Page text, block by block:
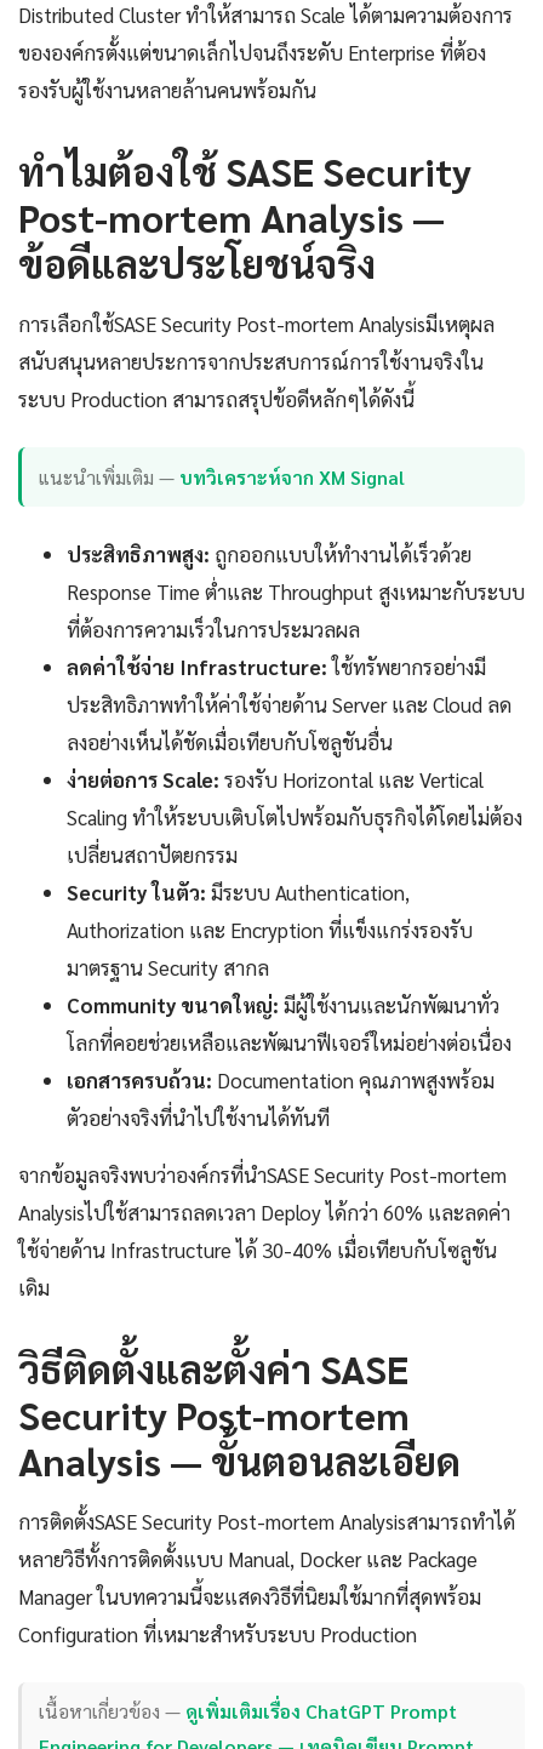
Distributed Cluster ทำให้สามารถ Scale ได้ตามความต้องการ
ขององค์กรตั้งแต่ขนาดเล็กไปจนถึงระดับ Enterprise ที่ต้อง
รองรับผู้ใช้งานหลายล้านคนพร้อมกัน
ทำไมต้องใช้ SASE Security
Post-mortem Analysis —
ข้อดีและประโยชน์จริง
การเลือกใช้SASE Security Post-mortem Analysisมีเหตุผล
สนับสนุนหลายประการจากประสบการณ์การใช้งานจริงใน
ระบบ Production สามารถสรุปข้อดีหลักๆได้ดังนี้
แนะนำเพิ่มเติม — บทวิเคราะห์จาก XM Signal
ประสิทธิภาพสูง: ถูกออกแบบให้ทำงานได้เร็วด้วย
Response Time ต่ำและ Throughput สูงเหมาะกับระบบ
ที่ต้องการความเร็วในการประมวลผล
ลดค่าใช้จ่าย Infrastructure:ใช้ทรัพยากรอย่างมี
ประสิทธิภาพทำให้ค่าใช้จ่ายด้าน Server และ Cloud ลด
ลงอย่างเห็นได้ชัดเมื่อเทียบกับโซลูชันอื่น
ง่ายต่อการ Scale: รองรับ Horizontal และ Vertical
Scaling ทำให้ระบบเติบโตไปพร้อมกับธุรกิจได้โดยไม่ต้อง
เปลี่ยนสถาปัตยกรรม
Security ในตัว: มีระบบ Authentication,
Authorization และ Encryption ที่แข็งแกร่งรองรับ
มาตรฐาน Security สากล
Community ขนาดใหญ่: มีผู้ใช้งานและนักพัฒนาทั่ว
โลกที่คอยช่วยเหลือและพัฒนาฟีเจอร์ใหม่อย่างต่อเนื่อง
เอกสารครบถ้วน: Documentation คุณภาพสูงพร้อม
ตัวอย่างจริงที่นำไปใช้งานได้ทันที
จากข้อมูลจริงพบว่าองค์กรที่นำSASE Security Post-mortem
Analysisไปใช้สามารถลดเวลา Deploy ได้กว่า 60% และลดค่า
ใช้จ่ายด้าน Infrastructure ได้ 30-40% เมื่อเทียบกับโซลูชัน
เดิม
วิธีติดตั้งและตั้งค่า SASE
Security Post-mortem
Analysis — ขั้นตอนละเอียด
การติดตั้งSASE Security Post-mortem Analysisสามารถทำได้
หลายวิธีทั้งการติดตั้งแบบ Manual, Docker และ Package
Manager ในบทความนี้จะแสดงวิธีที่นิยมใช้มากที่สุดพร้อม
Configuration ที่เหมาะสำหรับระบบ Production
เนื้อหาเกี่ยวข้อง — ดูเพิ่มเติมเรื่อง ChatGPT Prompt